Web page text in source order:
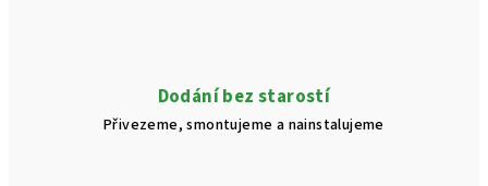
Dodání bez starostí
Přivezeme, smontujeme a nainstalujeme